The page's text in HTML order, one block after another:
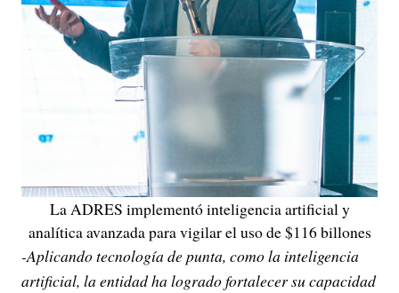
La ADRES implementó inteligencia artificial y
analítica avanzada para vigilar el uso de $116 billones
-Aplicando tecnología de punta, como la inteligencia
artificial, la entidad ha logrado fortalecer su capacidad